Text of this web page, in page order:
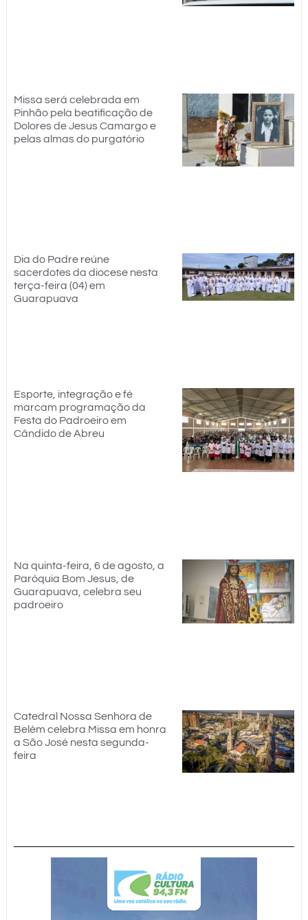
Missa será celebrada em
Pinhão pela beatificação de
Dolores de Jesus Camargo e
pelas almas do purgatório
Dia do Padre reúne
sacerdotes da diocese nesta
terça-feira (04) em
Guarapuava
Esporte, integração e fé
marcam programação da
Festa do Padroeiro em
Cândido de Abreu
Na quinta-feira, 6 de agosto, a
Paróquia Bom Jesus, de
Guarapuava, celebra seu
padroeiro
Catedral Nossa Senhora de
Belém celebra Missa em honra
a São José nesta segunda-
feira